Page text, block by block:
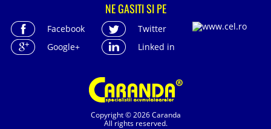
Copyright © 2026 Caranda
All rights reserved.
NE GASITI SI PE
Facebook
Twitter
Google+
Linked in